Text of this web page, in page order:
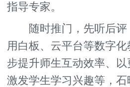
指导专家。
随时推门，先听后评
用白板、云平台等数字
步提升师生互动效率、
激发学生学习兴趣等，